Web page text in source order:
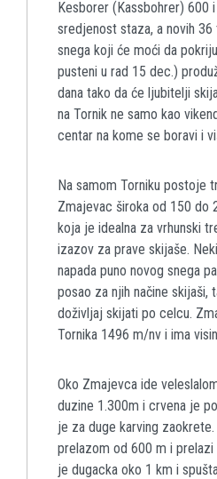
Kesborer (Kassbohrer) 600
sredjenost staza, a novih
snega koji će moći da
pusteni u rad 15 dec.)
dana tako da će ljubitelji
na Tornik ne samo kao
centar na kome se boravi i
Na samom Torniku postoje
Zmajevac široka od 150 do
koja je idealna za vrhunski
izazov za prave skijaše.
napada puno novog snega
posao za njih načine skijaši,
doživljaj skijati po celcu.
Tornika 1496 m/nv i ima
Oko Zmajevca ide
duzine 1.300m i crvena je
je za duge karving
prelazom od 600 m i prelazi
je dugacka oko 1 km i